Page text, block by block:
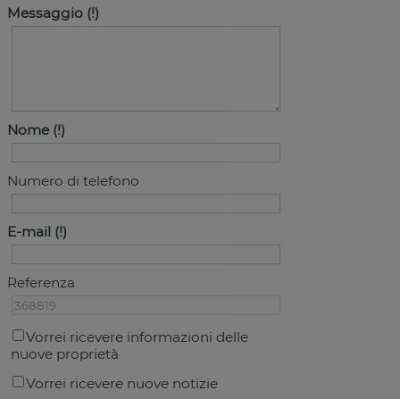
Messaggio
Nome
Numero di telefono
E-mail
Referenza
Vorrei ricevere informazioni delle
nuove proprietà
Vorrei ricevere nuove notizie